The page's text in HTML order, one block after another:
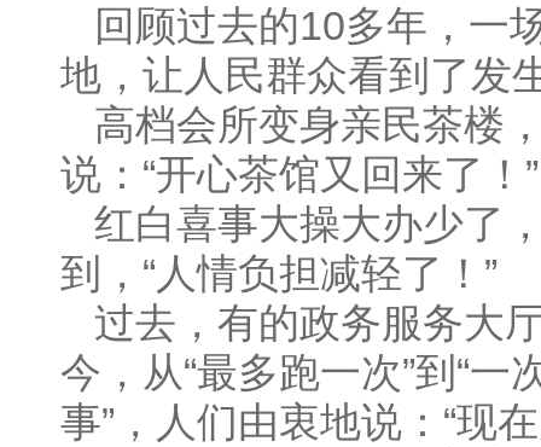
回顾过去的10多年，一
地，让人民群众看到了发
高档会所变身亲民茶楼
说：“开心茶馆又回来了！”
红白喜事大操大办少了
到，“人情负担减轻了！”
过去，有的政务服务大
今，从“最多跑一次”到“一
事”，人们由衷地说：“现